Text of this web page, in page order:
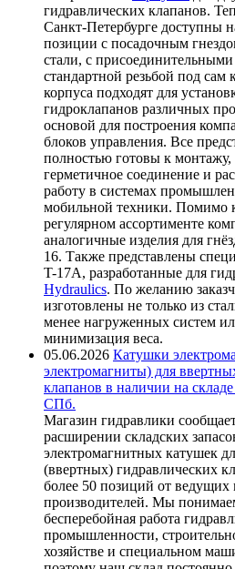
гидравлических клапанов.
Санкт-Петербурге доступны
позиции с посадочным
стали, с
стандартной резьбой под
корпуса подходят для
гидроклапанов различных
основой для построения
блоков управления. Все
полностью готовы к монтажу,
герметичное соединение и
работу в системах
мобильной техники. Помимо
регулярном ассортименте
аналогичные изделия для
16. Также представлены
T-17A, разработанные для
Hydraulics. По желанию
изготовлены не только из
менее нагруженных систем
минимизация веса.
05.06.2026 Катушки
электромагниты) для
клапанов в наличии на
СПб.
Магазин гидравлики
расширении складских
электромагнитных катушек
(ввертных) гидравлических
более 50 позиций от
производителей. Мы
бесперебойная работа
промышленности,
хозяйстве и специальном